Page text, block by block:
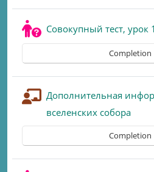
Совокупный тест, урок 1
Completion
Дополнительная
вселенских собораLesson
Completion